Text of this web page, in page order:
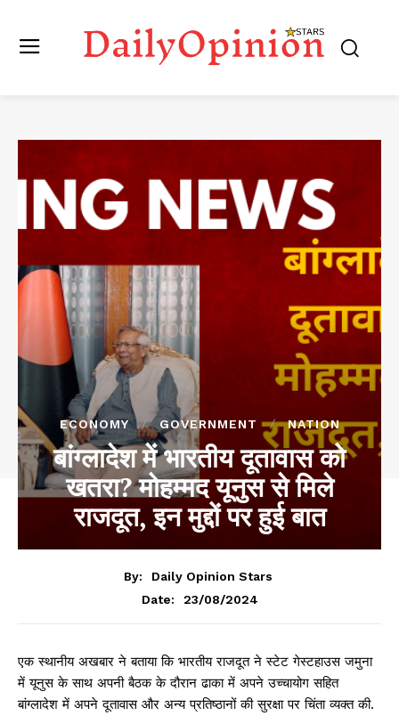
ECONOMY GOVERNMENT NATION
बांग्लादेश में भारतीय दूतावास को
खतरा? मोहम्मद यूनुस से मिले
राजदूत, इन मुद्दों पर हुई बात
By:
Daily Opinion Stars
Date:
23/08/2024
एक स्थानीय अखबार ने बताया कि भारतीय राजदूत ने स्टेट गेस्टहाउस जमुना
में यूनुस के साथ अपनी बैठक के दौरान ढाका में अपने उच्चायोग सहित
बांग्लादेश में अपने दूतावास और अन्य प्रतिष्ठानों की सुरक्षा पर चिंता व्यक्त की.